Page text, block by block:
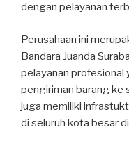
dengan pelayanan
Perusahaan ini
Bandara Juanda
pelayanan profesional
pengiriman barang ke
juga memiliki
di seluruh kota besar